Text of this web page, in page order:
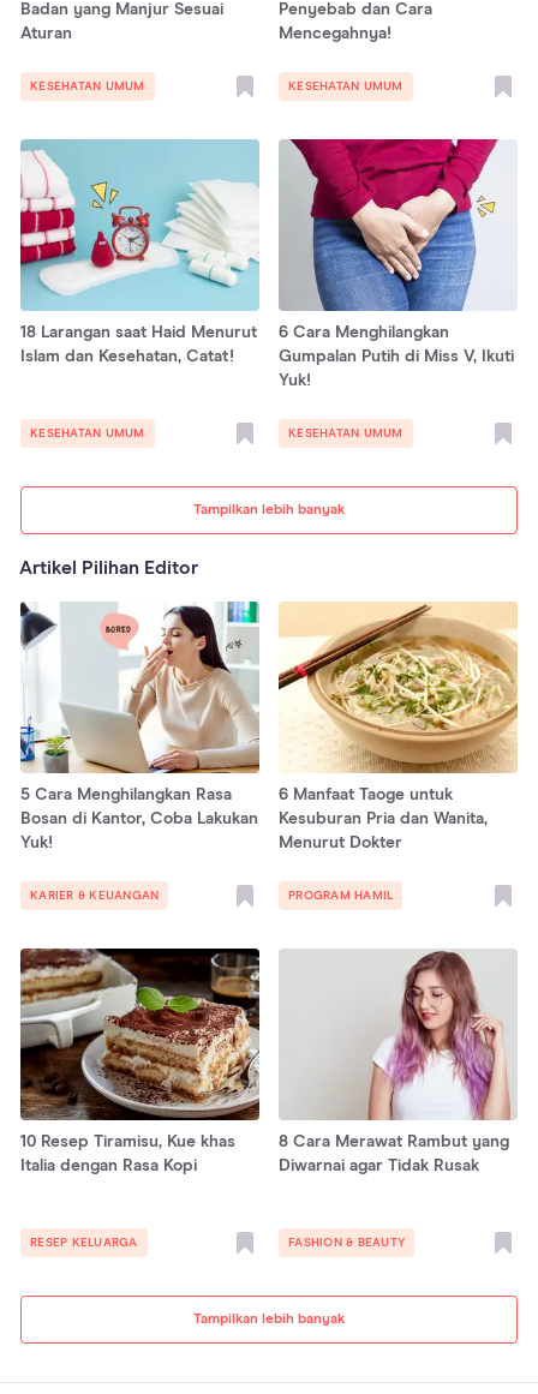
Tampilkan lebih banyak
Badan yang Manjur Sesuai
Aturan
KESEHATAN UMUM
Penyebab dan Cara
Mencegahnya!
KESEHATAN UMUM
18 Larangan saat Haid Menurut
Islam dan Kesehatan, Catat!
KESEHATAN UMUM
6 Cara Menghilangkan
Gumpalan Putih di Miss V, Ikuti
Yuk!
KESEHATAN UMUM
Artikel Pilihan Editor
Tampilkan lebih banyak
5 Cara Menghilangkan Rasa
Bosan di Kantor, Coba Lakukan
Yuk!
KARIER & KEUANGAN
6 Manfaat Taoge untuk
Kesuburan Pria dan Wanita,
Menurut Dokter
PROGRAM HAMIL
10 Resep Tiramisu, Kue khas
Italia dengan Rasa Kopi
RESEP KELUARGA
8 Cara Merawat Rambut yang
Diwarnai agar Tidak Rusak
FASHION & BEAUTY